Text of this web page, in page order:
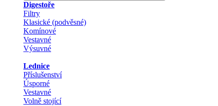
Digestoře
Filtry
Klasické (podvěsné)
Komínové
Vestavné
Výsuvné
Lednice
Příslušenství
Úsporné
Vestavné
Volně stojící